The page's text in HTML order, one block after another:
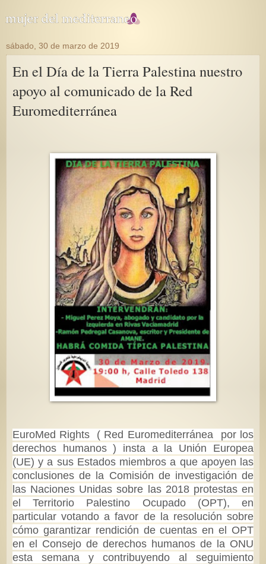
sábado, 30 de marzo de 2019
En el Día de la Tierra Palestina nuestro
apoyo al comunicado de la Red
Euromediterránea
EuroMed Rights ( Red Euromediterránea por los
derechos humanos ) insta a la Unión Europea
(UE) y a sus Estados miembros a que apoyen las
conclusiones de la Comisión de investigación de
las Naciones Unidas sobre las 2018 protestas en
el Territorio Palestino Ocupado (OPT), en
particular votando a favor de la resolución sobre
cómo garantizar rendición de cuentas en el OPT
en el Consejo de derechos humanos de la ONU
esta semana y contribuyendo al seguimiento